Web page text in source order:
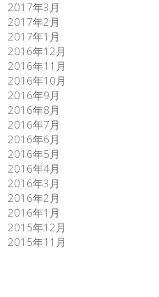
2017年3月
2017年2月
2017年1月
2016年12月
2016年11月
2016年10月
2016年9月
2016年8月
2016年7月
2016年6月
2016年5月
2016年4月
2016年3月
2016年2月
2016年1月
2015年12月
2015年11月